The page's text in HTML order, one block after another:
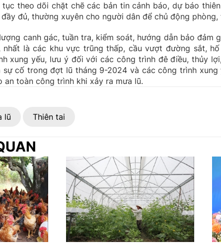
tục theo dõi chặt chẽ các bản tin cảnh báo, dự báo
đủ, thường xuyên cho người dân để chủ động phòng,
canh gác, tuần tra, kiểm soát, hướng dẫn bảo đảm
nhất là các khu vực trũng thấp, cầu vượt đường sắt,
xung yếu, lưu ý đối với các công trình đê điều, thủy
sự cố trong đợt lũ tháng 9-2024 và các công trình xung
an toàn công trình khi xảy ra mưa lũ.
lũ Thiên tai